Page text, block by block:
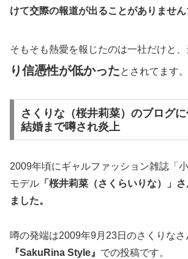
けて交際の報道が出ることがありません
そもそも熱愛を報じたのは一社だけと
り信憑性が低かったとされてます。
さくりな（桜井莉菜）のブログに
結婚まで噂され炎上
2009年頃にギャルファッション雑誌「
モデル 「桜井莉菜（さくらいりな）」
ました。
噂の発端は2009年9月23日のさくりな
『SakuRina Style』 での投稿です。